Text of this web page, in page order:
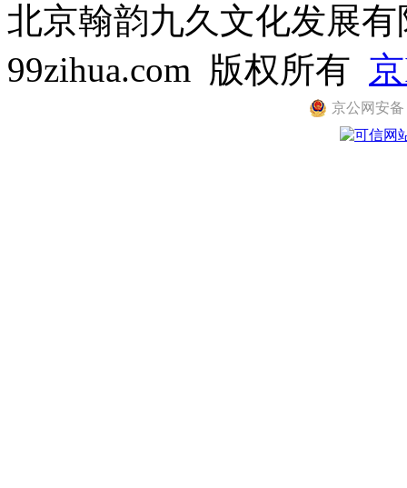
北京翰韵九久文化发展
99zihua.com 版权所有
京公网安备